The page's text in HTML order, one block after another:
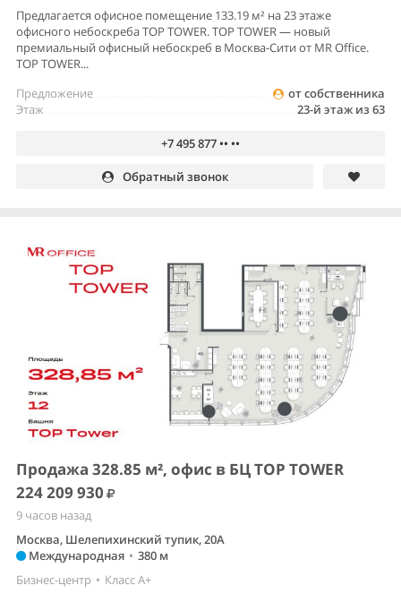
Предлагается офисное помещение 133.19 м² на 23 этаже
офисного небоскреба TOP TOWER. TOP TOWER — новый
премиальный офисный небоскреб в Москва-Сити от MR Office.
TOP TOWER...
от собственника
Предложение
23-й этаж из 63
Этаж
+7 495 877 •• ••
Обратный звонок
Продажа 328.85 м², офис в БЦ TOP TOWER
224 209 930
9 часов назад
Москва, Шелепихинский тупик, 20А
Международная • 380 м
Бизнес-центр • Класс A+